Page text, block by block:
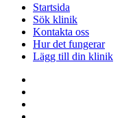
Startsida
Sök klinik
Kontakta oss
Hur det fungerar
Lägg till din klinik